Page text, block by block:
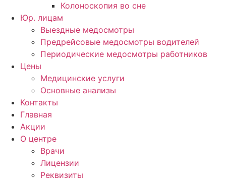
Колоноскопия во сне
Юр. лицам
Выездные медосмотры
Предрейсовые медосмотры водителей
Периодические медосмотры работников
Цены
Медицинские услуги
Основные анализы
Контакты
Главная
Акции
О центре
Врачи
Лицензии
Реквизиты